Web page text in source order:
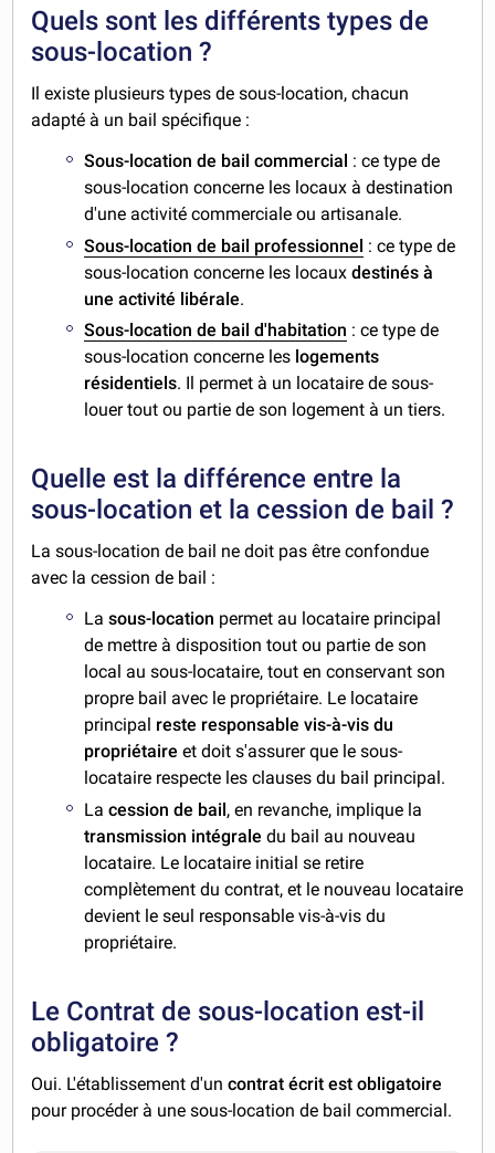
Quels sont les différents types de
sous-location ?
Il existe plusieurs types de sous-location, chacun
adapté à un bail spécifique :
Sous-location de bail commercial : ce type de
sous-location concerne les locaux à destination
d'une activité commerciale ou artisanale.
Sous-location de bail professionnel : ce type de
sous-location concerne les locauxdestinés à
une activité libérale.
Sous-location de bail d'habitation : ce type de
sous-location concerne les logements
résidentiels. Il permet à un locataire de sous-
louer tout ou partie de son logement à un tiers.
Quelle est la différence entre la
sous-location et la cession de bail ?
La sous-location de bail ne doit pas être confondue
avec la cession de bail :
Lasous-location permet au locataire principal
de mettre à disposition tout ou partie de son
local au sous-locataire, tout en conservant son
propre bail avec le propriétaire. Le locataire
principal reste responsable vis-à-vis du
propriétaire et doit s'assurer que le sous-
locataire respecte les clauses du bail principal.
Lacession de bail, en revanche, implique la
transmission intégraledu bail au nouveau
locataire. Le locataire initial se retire
complètement du contrat, et le nouveau locataire
devient le seul responsable vis-à-vis du
propriétaire.
Le Contrat de sous-location est-il
obligatoire ?
Oui. L'établissement d'uncontrat écrit est obligatoire
pour procéder à une sous-location de bail commercial.